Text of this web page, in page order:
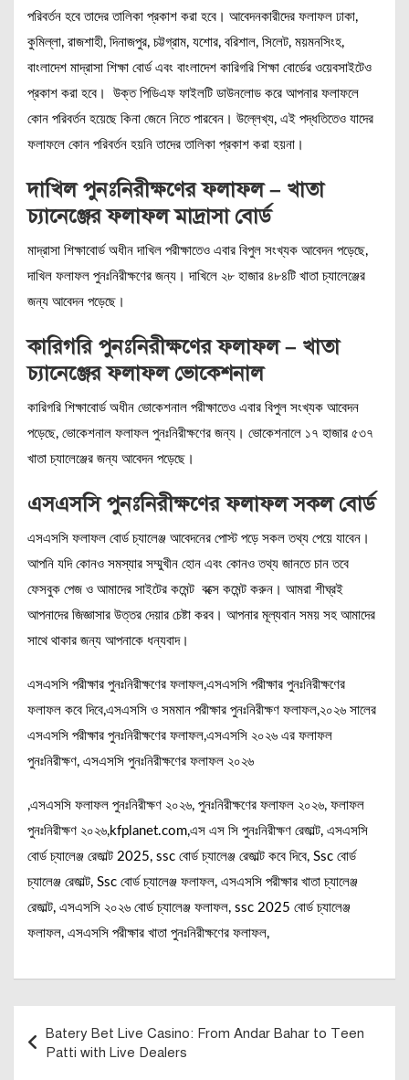
পরিবর্তন হবে তাদের তালিকা প্রকাশ করা হবে। আবেদনকারীদের ফলাফল ঢাকা,
কুমিল্লা, রাজশাহী, দিনাজপুর, চট্টগ্রাম, যশোর, বরিশাল, সিলেট, ময়মনসিংহ,
বাংলাদেশ মাদ্রাসা শিক্ষা বোর্ড এবং বাংলাদেশ কারিগরি শিক্ষা বোর্ডের ওয়েবসাইটেও
প্রকাশ করা হবে। উক্ত পিডিএফ ফাইলটি ডাউনলোড করে আপনার ফলাফলে
কোন পরিবর্তন হয়েছে কিনা জেনে নিতে পারবেন। উল্লেখ্য, এই পদ্ধতিতেও যাদের
ফলাফলে কোন পরিবর্তন হয়নি তাদের তালিকা প্রকাশ করা হয়না।
দাখিল পুনঃনিরীক্ষণের ফলাফল – খাতা
চ্যানেঞ্জের ফলাফল মাদ্রাসা বোর্ড
মাদ্রাসা শিক্ষাবোর্ড অধীন দাখিল পরীক্ষাতেও এবার বিপুল সংখ্যক আবেদন পড়েছে,
দাখিল ফলাফল পুনঃনিরীক্ষণের জন্য। দাখিলে ২৮ হাজার ৪৮৪টি খাতা চ্যালেঞ্জের
জন্য আবেদন পড়েছে।
কারিগরি পুনঃনিরীক্ষণের ফলাফল – খাতা
চ্যানেঞ্জের ফলাফল ভোকেশনাল
কারিগরি শিক্ষাবোর্ড অধীন ভোকেশনাল পরীক্ষাতেও এবার বিপুল সংখ্যক আবেদন
পড়েছে, ভোকেশনাল ফলাফল পুনঃনিরীক্ষণের জন্য। ভোকেশনালে ১৭ হাজার ৫৩৭
খাতা চ্যালেঞ্জের জন্য আবেদন পড়েছে।
এসএসসি পুনঃনিরীক্ষণের ফলাফল সকল বোর্ড
এসএসসি ফলাফল বোর্ড চ্যালেঞ্জ আবেদনের পোস্ট পড়ে সকল তথ্য পেয়ে যাবেন।
আপনি যদি কোনও সমস্যার সম্মুখীন হোন এবং কোনও তথ্য জানতে চান তবে
ফেসবুক পেজ ও আমাদের সাইটের কমেন্ট বক্সে কমেন্ট করুন। আমরা শীঘ্রই
আপনাদের জিজ্ঞাসার উত্তর দেয়ার চেষ্টা করব। আপনার মূল্যবান সময় সহ আমাদের
সাথে থাকার জন্য আপনাকে ধন্যবাদ।
এসএসসি পরীক্ষার পুনঃনিরীক্ষণের ফলাফল,এসএসসি পরীক্ষার পুনঃনিরীক্ষণের
ফলাফল কবে দিবে,এসএসসি ও সমমান পরীক্ষার পুনঃনিরীক্ষণ ফলাফল,২০২৬ সালের
এসএসসি পরীক্ষার পুনঃনিরীক্ষণের ফলাফল,এসএসসি ২০২৬ এর ফলাফল
পুনঃনিরীক্ষণ, এসএসসি পুনঃনিরীক্ষণের ফলাফল ২০২৬
,এসএসসি ফলাফল পুনঃনিরীক্ষণ ২০২৬, পুনঃনিরীক্ষণের ফলাফল ২০২৬, ফলাফল
পুনঃনিরীক্ষণ ২০২৬,kfplanet.com,এস এস সি পুনঃনিরীক্ষণ রেজাল্ট, এসএসসি
বোর্ড চ্যালেঞ্জ রেজাল্ট 2025, ssc বোর্ড চ্যালেঞ্জ রেজাল্ট কবে দিবে, Ssc বোর্ড
চ্যালেঞ্জ রেজাল্ট, Ssc বোর্ড চ্যালেঞ্জ ফলাফল, এসএসসি পরীক্ষার খাতা চ্যালেঞ্জ
রেজাল্ট, এসএসসি ২০২৬ বোর্ড চ্যালেঞ্জ ফলাফল, ssc 2025 বোর্ড চ্যালেঞ্জ
ফলাফল, এসএসসি পরীক্ষার খাতা পুনঃনিরীক্ষণের ফলাফল,
navigation
Batery Bet Live Casino: From Andar Bahar to Teen
Patti with Live Dealers